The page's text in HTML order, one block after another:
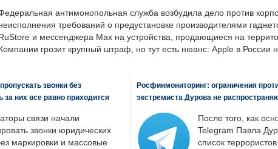
антимонопольная служба возбудила дело против
требований о предустановке производителями
и мессенджера Max на устройства, продающиеся на
грозит крупный штраф, но тут есть нюанс: Apple в России
звонки без
за них все равно приходится
связи начали
звонки юридических
маркировки и массовые
Росфинмониторинг: ограничения
экстремиста Дурова не
После того, как
Telegram Павла
список